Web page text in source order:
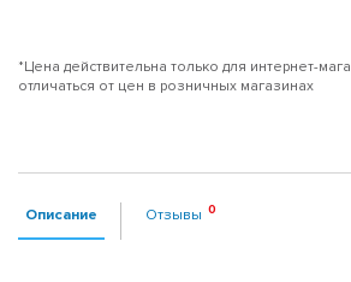
*Цена действительна только для интернет-
отличаться от цен в розничных магазинах
Описание Отзывы